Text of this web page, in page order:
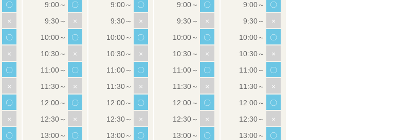
〇
×
〇
×
〇
×
〇
×
〇
〇
×
〇
×
〇
×
〇
×
〇
〇
×
〇
×
〇
×
〇
×
〇
〇
×
〇
×
〇
×
〇
×
〇
〇
×
〇
×
〇
×
〇
×
〇